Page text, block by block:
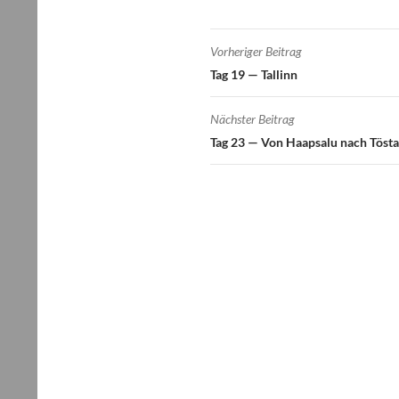
Beitragsnavigation
Vorheriger Beitrag
Tag 19 — Tallinn
Nächster Beitrag
Tag 23 — Von Haapsalu nach